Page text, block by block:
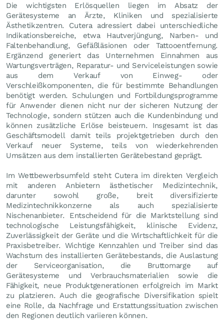
Die wichtigsten Erlösquellen liegen im Absatz der
Gerätesysteme an Ärzte, Kliniken und spezialisierte
Ästhetikzentren. Cutera adressiert dabei unterschiedliche
Indikationsbereiche, etwa Hautverjüngung, Narben- und
Faltenbehandlung, Gefäßläsionen oder Tattooentfernung.
Ergänzend generiert das Unternehmen Einnahmen aus
Wartungsverträgen, Reparatur- und Serviceleistungen sowie
aus dem Verkauf von Einweg- oder
Verschleißkomponenten, die für bestimmte Behandlungen
benötigt werden. Schulungen und Fortbildungsprogramme
für Anwender dienen nicht nur der sicheren Nutzung der
Technologie, sondern stützen auch die Kundenbindung und
können zusätzliche Erlöse beisteuern. Insgesamt ist das
Geschäftsmodell damit teils projektgetrieben durch den
Verkauf neuer Systeme, teils von wiederkehrenden
Umsätzen aus dem installierten Gerätebestand geprägt.
Im Wettbewerbsumfeld steht Cutera im direkten Vergleich
mit anderen Anbietern ästhetischer Medizintechnik,
darunter sowohl große, breit diversifizierte
Medizintechnikkonzerne als auch spezialisierte
Nischenanbieter. Entscheidend für die Marktstellung sind
technologische Leistungsfähigkeit, klinische Evidenz,
Zuverlässigkeit der Geräte und die Wirtschaftlichkeit für die
Praxisbetreiber. Wichtige Kennzahlen und Treiber sind das
Wachstum des installierten Gerätebestands, die Auslastung
der Serviceorganisation, die Bruttomarge auf
Gerätesysteme und Verbrauchsmaterialien sowie die
Fähigkeit, neue Produktgenerationen erfolgreich im Markt
zu platzieren. Auch die geografische Diversifikation spielt
eine Rolle, da Nachfrage und Erstattungssituation zwischen
den Regionen deutlich variieren können.